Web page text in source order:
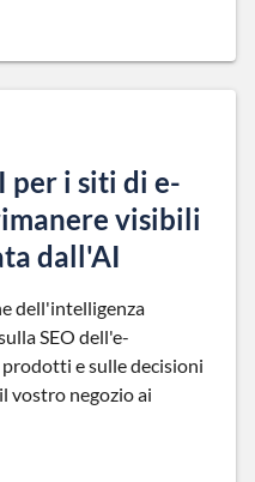
per i siti di e-
visibili
dall'AI
dell'intelligenza
SEO dell'e-
e sulle decisioni
vostro negozio ai